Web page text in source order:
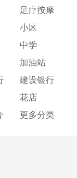
足疗按摩
小区
中学
加油站
建设银行
花店
更多分类